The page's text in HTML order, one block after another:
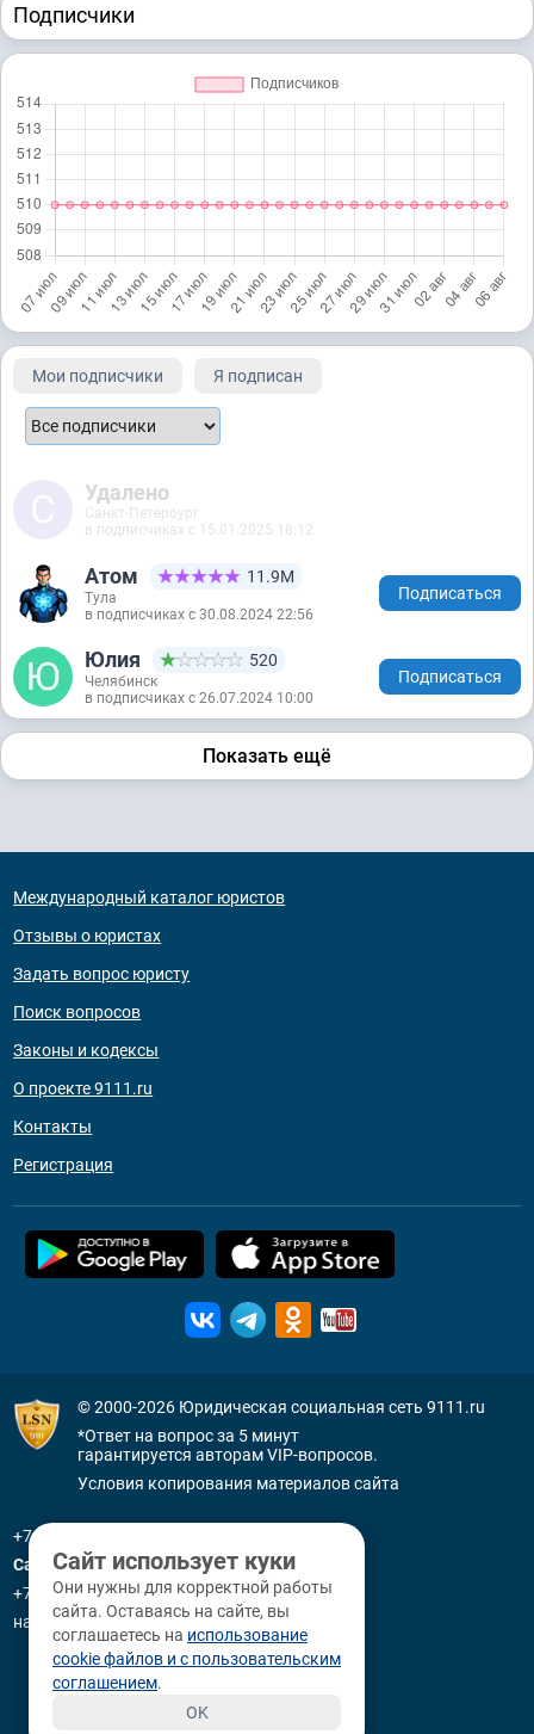
Подписчики
Мои подписчики Я подписан
Удалено
Санкт-Петербург
в подписчиках с 15.01.2025 18:12
Атом 11.9М
Тула
в подписчиках с 30.08.2024 22:56
Подписаться
Юлия 520
Челябинск
в подписчиках с 26.07.2024 10:00
Подписаться
Показать ещё
Международный каталог юристов
Отзывы о юристах
Задать вопрос юристу
Поиск вопросов
Законы и кодексы
О проекте 9111.ru
Контакты
Регистрация
© 2000-2026 Юридическая социальная сеть 9111.ru
*Ответ на вопрос за 5 минут
гарантируется авторам VIP-вопросов.
Условия копирования материалов сайта
+7 (800) 505-91-11
Санкт-Петербург
+7 (812) 336-92-64
наб. р. Фонтанки, д. 59
Сайт использует куки
Они нужны для корректной работы
сайта. Оставаясь на сайте, вы
соглашаетесь на использование
cookie файлов и с пользовательским
соглашением.
OK